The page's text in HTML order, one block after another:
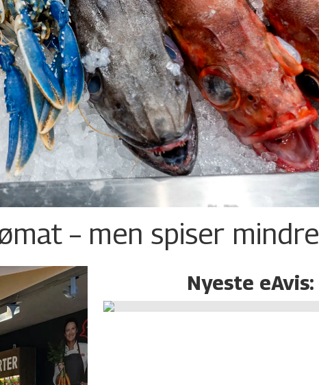
– men spiser mindre
Nyeste eAvis: